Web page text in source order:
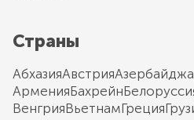
Страны
АбхазияАвстрия
АрменияБахрейн
ВенгрияВьетнамГреция